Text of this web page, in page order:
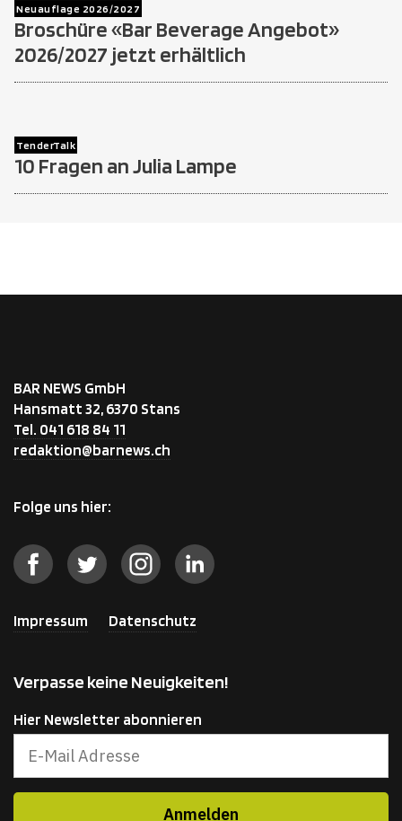
Neuauflage 2026/2027
Broschüre «Bar Beverage Angebot»
2026/2027 jetzt erhältlich
TenderTalk
10 Fragen an Julia Lampe
BAR NEWS GmbH
Hansmatt 32, 6370 Stans
Tel. 041 618 84 11
redaktion@barnews.ch
Folge uns hier:
Impressum Datenschutz
Verpasse keine Neuigkeiten!
Hier Newsletter abonnieren